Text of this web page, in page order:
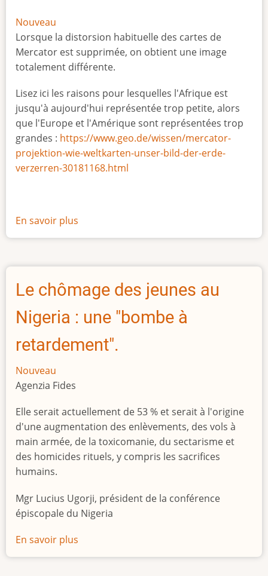
Nouveau
Lorsque la distorsion habituelle des cartes de
Mercator est supprimée, on obtient une image
totalement différente.
Lisez ici les raisons pour lesquelles l'Afrique est
jusqu'à aujourd'hui représentée trop petite, alors
que l'Europe et l'Amérique sont représentées trop
grandes : https://www.geo.de/wissen/mercator-
projektion-wie-weltkarten-unser-bild-der-erde-
verzerren-30181168.html
En savoir plus
La
taille
l'Afrique
Le chômage des jeunes au
Nigeria : une "bombe à
retardement".
Nouveau
Agenzia Fides
Elle serait actuellement de 53 % et serait à l'origine
d'une augmentation des enlèvements, des vols à
main armée, de la toxicomanie, du sectarisme et
des homicides rituels, y compris les sacrifices
humains.
Mgr Lucius Ugorji, président de la conférence
épiscopale du Nigeria
En savoir plus
Le